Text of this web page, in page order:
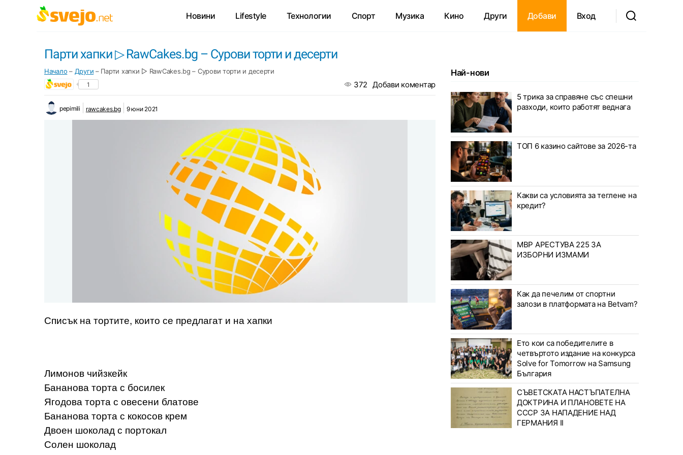
Новини Lifestyle Технологии Спорт Музика Кино Други Добави Вход
Парти хапки ▷ RawCakes.bg – Сурови торти и десерти
Начало – Други – Парти хапки ▷ RawCakes.bg – Сурови торти и десерти
1 372 Добави коментар
pepimili rawcakes.bg 9 юни 2021
Списък на тортите, които се предлагат и на хапки
Лимонов чийзкейк
Бананова торта с босилек
Ягодова торта с овесени блатове
Бананова торта с кокосов крем
Двоен шоколад с портокал
Солен шоколад
Най-нови
5 трика за справяне със спешни
разходи, които работят веднага
ТОП 6 казино сайтове за 2026-та
Какви са условията за теглене на
кредит?
МВР АРЕСТУВА 225 ЗА
ИЗБОРНИ ИЗМАМИ
Как да печелим от спортни
залози в платформата на Betvam?
Ето кои са победителите в
четвъртото издание на конкурса
Solve for Tomorrow на Samsung
България
СЪВЕТСКАТА НАСТЪПАТЕЛНА
ДОКТРИНА И ПЛАНОВЕТЕ НА
СССР ЗА НАПАДЕНИЕ НАД
ГЕРМАНИЯ II